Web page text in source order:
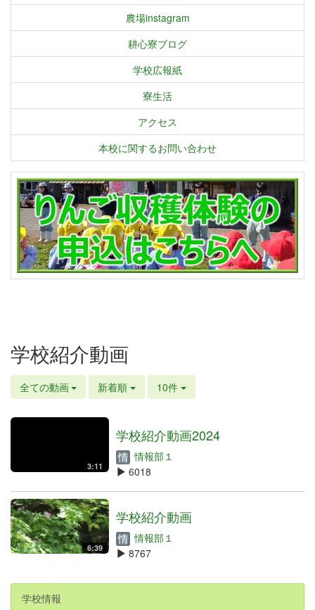
農場instagram
耕心寮ブログ
学校広報紙
寮生活
アクセス
本校に関するお問い合わせ
学校紹介動画
全ての動画 新着順 10件
3:11
学校紹介動画2024
情報部１
6018
6:39
学校紹介動画
情報部１
8767
学校情報